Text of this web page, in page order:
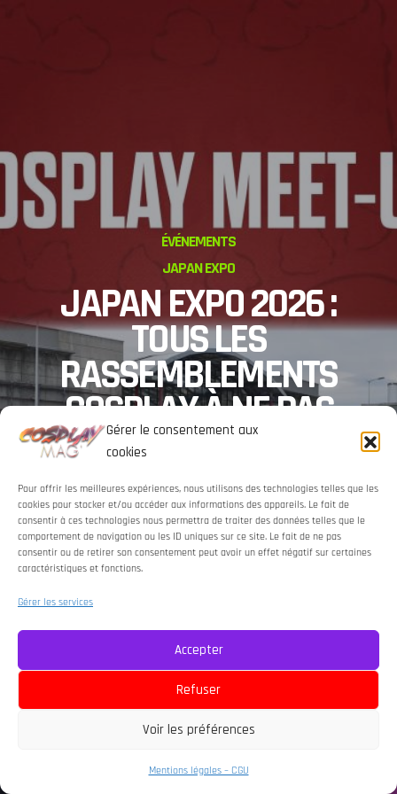
Gérer le consentement aux
cookies
Pour offrir les meilleures expériences, nous utilisons des technologies telles que les
cookies pour stocker et/ou accéder aux informations des appareils. Le fait de
consentir à ces technologies nous permettra de traiter des données telles que le
comportement de navigation ou les ID uniques sur ce site. Le fait de ne pas
consentir ou de retirer son consentement peut avoir un effet négatif sur certaines
caractéristiques et fonctions.
Gérer les services
Accepter
Refuser
Voir les préférences
Mentions légales – CGU
ÉVÉNEMENTS
JAPAN EXPO
JAPAN EXPO 2026 :
TOUS LES
RASSEMBLEMENTS
COSPLAY À NE PAS
MANQUER
8 JUILLET 2026